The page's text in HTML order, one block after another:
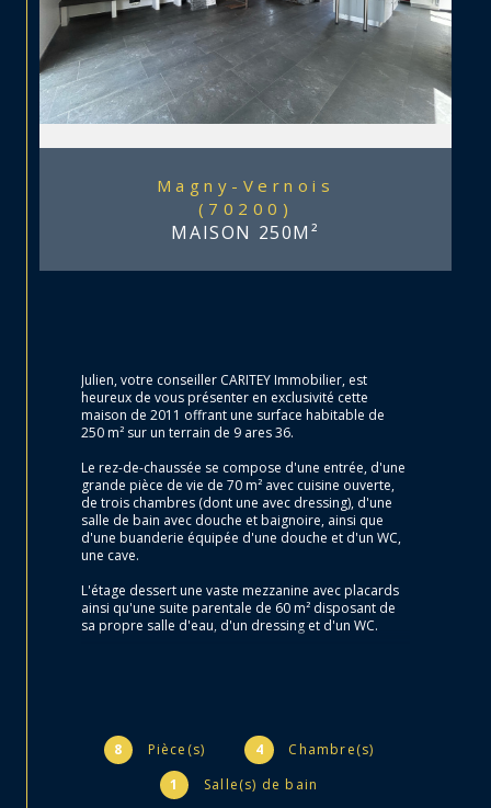
Magny-Vernois
(70200)
MAISON 250M²
8 Pièce(s) 4
Chambre(s)
1
Salle(s) de bain
Julien, votre conseiller CARITEY Immobilier, est
heureux de vous présenter en exclusivité cette
maison de 2011 offrant une surface habitable de
250 m² sur un terrain de 9 ares 36.
Le rez-de-chaussée se compose d'une entrée, d'une
grande pièce de vie de 70 m² avec cuisine ouverte,
de trois chambres (dont une avec dressing), d'une
salle de bain avec douche et baignoire, ainsi que
d'une buanderie équipée d'une douche et d'un WC,
une cave.
L'étage dessert une vaste mezzanine avec placards
ainsi qu'une suite parentale de 60 m² disposant de
sa propre salle d'eau, d'un dressing et d'un WC.
- Chauffage par poêle Tulikivi et chauffage au sol